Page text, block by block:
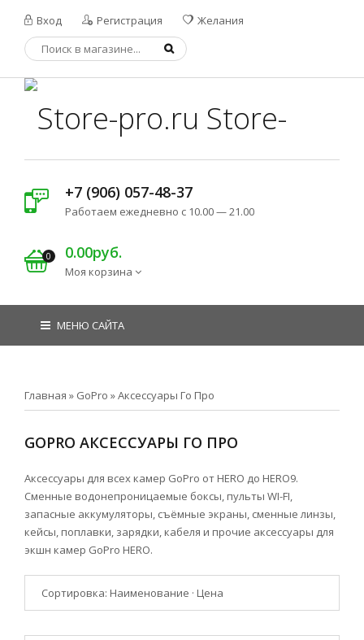
Вход Регистрация Желания
Store-
Pro.ru+7 (906) 057-48-37
Работаем ежедневно с 10.00 — 21.00
0 0.00руб.
Моя корзина
МЕНЮ САЙТА
Главная » GoPro »Аксессуары Го Про
GOPRO АКСЕССУАРЫ ГО ПРО
Аксессуары для всех камер GoPro от HERO до HERO9.
Сменные водонепроницаемые бокcы, пульты WI-FI,
запасные аккумуляторы, съёмные экраны, сменные линзы,
кейсы, поплавки, зарядки, кабеля и прочие аксессуары для
экшн камер GoPro HERO.
Сортировка: Наименование · Цена